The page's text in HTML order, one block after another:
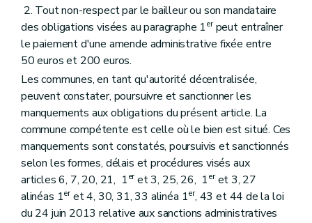
2. Tout non-respect par le bailleur ou son mandataire
des obligations visées au paragraphe 1erpeut entraîner
le paiement d'une amende administrative fixée entre
50 euros et 200 euros.
Les communes, en tant qu'autorité décentralisée,
peuvent constater, poursuivre et sanctionner les
manquements aux obligations du présent article. La
commune compétente est celle où le bien est situé. Ces
manquements sont constatés, poursuivis et sanctionnés
selon les formes, délais et procédures visés aux
articles 6, 7, 20, 21, 1eret 3, 25, 26, 1eret 3, 27
alinéas 1eret 4, 30, 31, 33 alinéa 1er, 43 et 44 de la loi
du 24 juin 2013 relative aux sanctions administratives